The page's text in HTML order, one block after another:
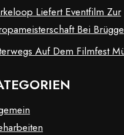
Liefert Eventfilm Zur
Bei Brügge
Auf Dem Filmfest